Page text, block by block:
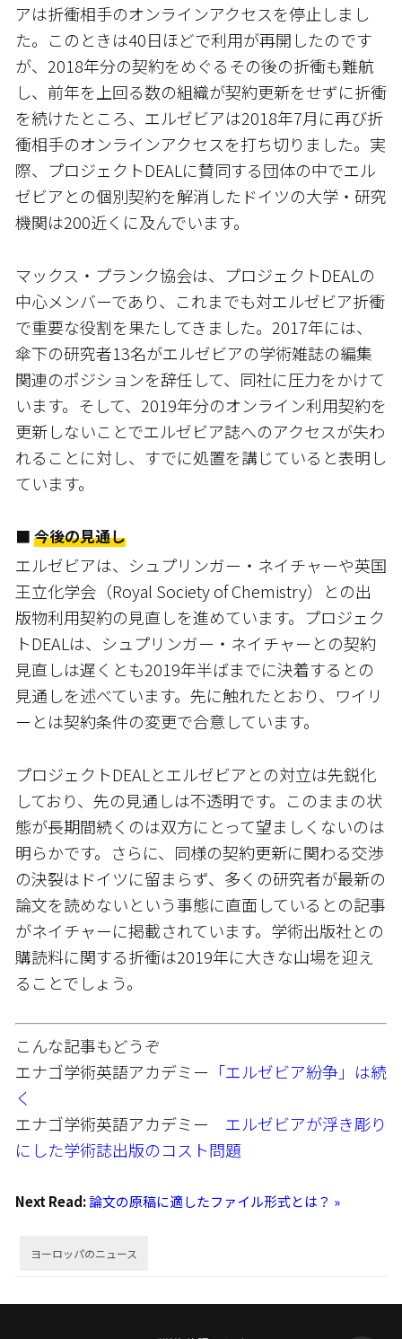
アは折衝相手のオンラインアクセスを停止しまし
た。このときは40日ほどで利用が再開したのです
が、2018年分の契約をめぐるその後の折衝も難航
し、前年を上回る数の組織が契約更新をせずに折衝
を続けたところ、エルゼビアは2018年7月に再び折
衝相手のオンラインアクセスを打ち切りました。実
際、プロジェクトDEALに賛同する団体の中でエル
ゼビアとの個別契約を解消したドイツの大学・研究
機関は200近くに及んでいます。
マックス・プランク協会は、プロジェクトDEALの
中心メンバーであり、これまでも対エルゼビア折衝
で重要な役割を果たしてきました。2017年には、
傘下の研究者13名がエルゼビアの学術雑誌の編集
関連のポジションを辞任して、同社に圧力をかけて
います。そして、2019年分のオンライン利用契約を
更新しないことでエルゼビア誌へのアクセスが失わ
れることに対し、すでに処置を講じていると表明し
ています。
■ 今後の見通し
エルゼビアは、シュプリンガー・ネイチャーや英国
王立化学会（Royal Society of Chemistry）との出
版物利用契約の見直しを進めています。プロジェク
トDEALは、シュプリンガー・ネイチャーとの契約
見直しは遅くとも2019年半ばまでに決着するとの
見通しを述べています。先に触れたとおり、ワイリ
ーとは契約条件の変更で合意しています。
プロジェクトDEALとエルゼビアとの対立は先鋭化
しており、先の見通しは不透明です。このままの状
態が長期間続くのは双方にとって望ましくないのは
明らかです。さらに、同様の契約更新に関わる交渉
の決裂はドイツに留まらず、多くの研究者が最新の
論文を読めないという事態に直面しているとの記事
がネイチャーに掲載されています。学術出版社との
購読料に関する折衝は2019年に大きな山場を迎え
ることでしょう。
こんな記事もどうぞ
エナゴ学術英語アカデミー 「エルゼビア紛争」は続
く
エナゴ学術英語アカデミー エルゼビアが浮き彫り
にした学術誌出版のコスト問題
Next Read:論文の原稿に適したファイル形式とは？ »
ヨーロッパのニュース